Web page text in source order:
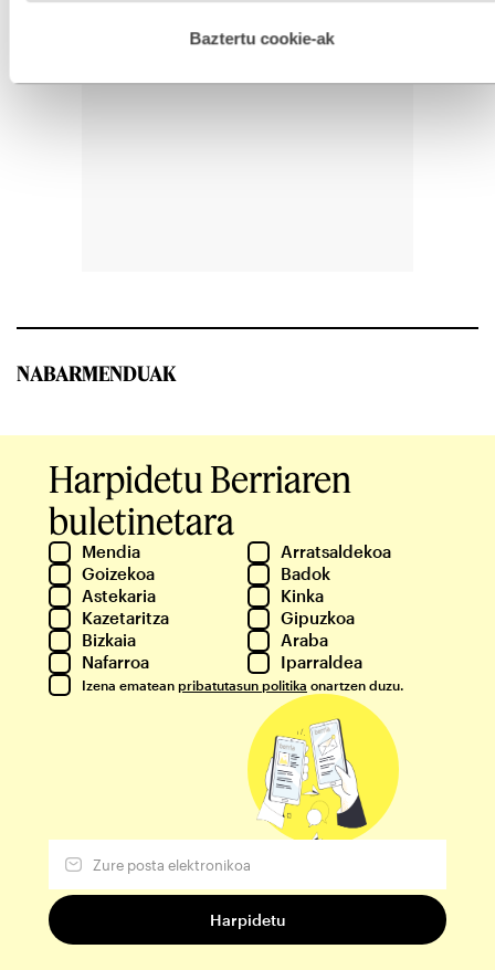
esplizitua ematen diguzu.Gehiago irakurri
Baztertu cookie-ak
NABARMENDUAK
Harpidetu Berriaren
buletinetara
Mendia
Arratsaldekoa
Goizekoa
Badok
Astekaria
Kinka
Kazetaritza
Gipuzkoa
Bizkaia
Araba
Nafarroa
Iparraldea
Izena ematean pribatutasun politika onartzen duzu.